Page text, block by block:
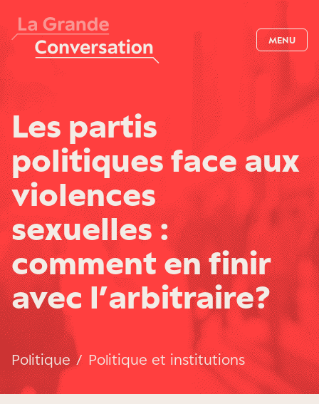
MENU
Les partis
politiques face aux
violences
sexuelles :
comment en finir
avec l’arbitraire ?
Politique / Politique et institutions